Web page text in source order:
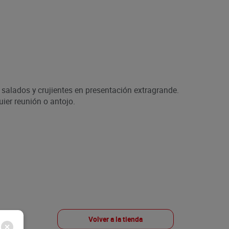
y crujientes en presentación extragrande.
reunión o antojo.
Volver a la tienda